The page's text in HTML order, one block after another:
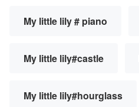
My little lily # piano
My little lily#castle
My little lily#hourglass